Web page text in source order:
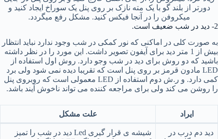
دورتر از بلند گو با یک مته نازک بر روی پنل یک سوراخ ایجاد کنید و
میکروفن را در آنجا فیکس کنید. مشکل رفع میگردد.
2- دید در شب ضعیف است.
به صورت کلی در اماکنی که نور کمکی در شب وجود ندارد نباید انتظار
بیش از 1 متر دید برای آیفون تصویر داشت. این مورد را در نظر داشته
باشید که دو روش برای دید در شب وجو دارد. روش اول استفاده از
LED مادون قرمز بر روی پنل است که تقریبا دیده نمی شود ولی برد
کمی دارد. و ر.ش دوم استفاده از LED معمولی است که روبروی پنل
را روشن می کند ولی برای مراجعه کننده می تواند ناخوش آیند باشد.
ایراد علت مشکل
دید دم درب در
شیشه ی قرار گیری Led دید در شب را تمیز